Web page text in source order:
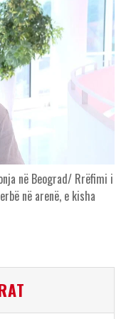
në Beograd/ Rrëfimi i
në arenë, e kisha